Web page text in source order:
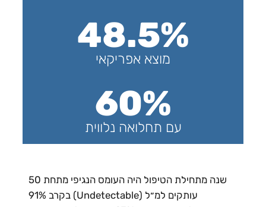
60%
עם תחלואה נלווית
48.5%
מוצא אפריקאי
שנה מתחילת הטיפול היה העומס הנגיפי מתחת 50
עותקים למ״ל (Undetectable) בקרב 91%